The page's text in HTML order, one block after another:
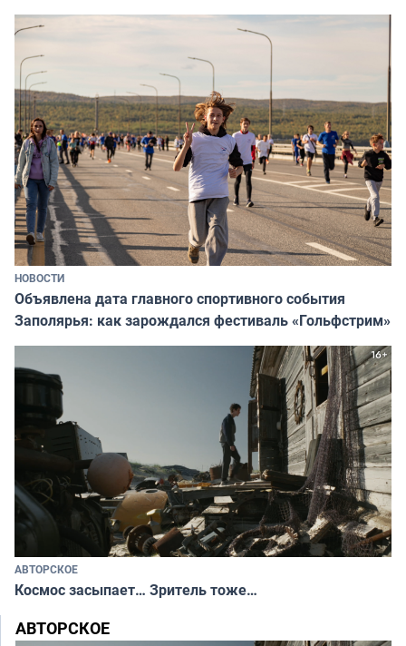
НОВОСТИ
Объявлена дата главного спортивного события
Заполярья: как зарождался фестиваль «Гольфстрим»
АВТОРСКОЕ
Космос засыпает… Зритель тоже…
АВТОРСКОЕ